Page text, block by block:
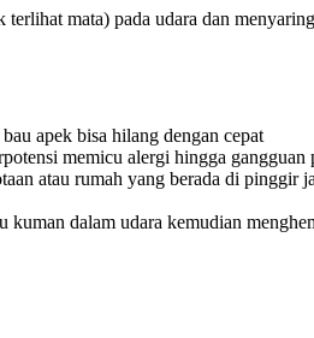
mata) pada udara dan
apek bisa hilang dengan cepat
memicu alergi hingga gangguan
atau rumah yang berada di pinggir
dalam udara kemudian